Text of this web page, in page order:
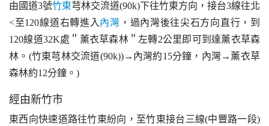
由國道3號竹東芎林交流道(90k)下往竹東方向，接台3線往北
<至120線道右轉進入 內灣 ，過內灣後往尖石方向直行，到
120線道32K處＂薰衣草森林＂左轉2公里即可到達薰衣草森
林。(竹東芎林交流道(90k))→內灣約15分鐘，內灣→薰衣草
森林約12分鐘。)
經由新竹市
東西向快速道路往竹東紛向，至竹東接台三線(中豐路一段)